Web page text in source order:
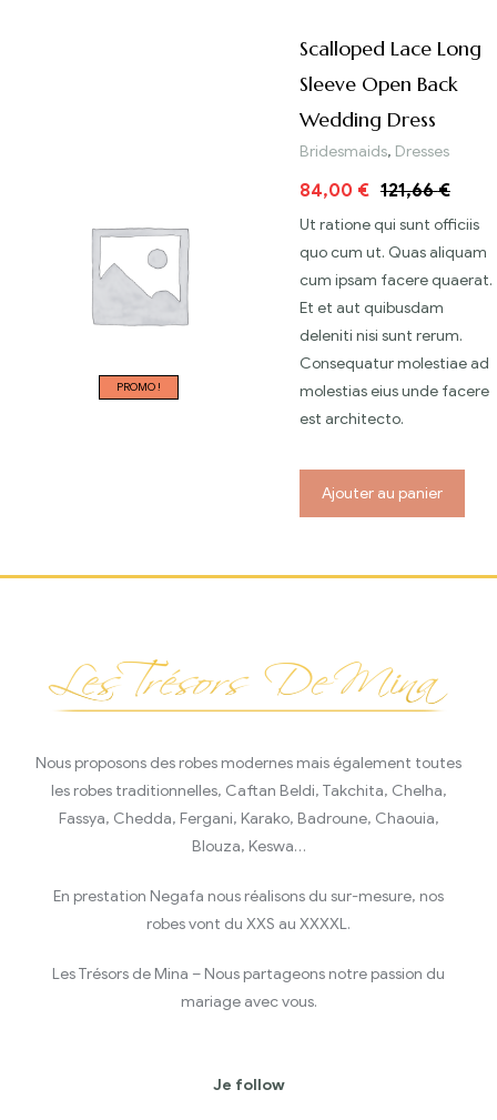
PROMO !
Scalloped Lace Long
Sleeve Open Back
Wedding Dress
Bridesmaids, Dresses
121,66€
84,00 €
Ut ratione qui sunt officiis
quo cum ut. Quas aliquam
cum ipsam facere quaerat.
Et et aut quibusdam
deleniti nisi sunt rerum.
Consequatur molestiae ad
molestias eius unde facere
est architecto.
Ajouter au panier
Nous proposons des robes modernes mais également toutes
les robes traditionnelles, Caftan Beldi, Takchita, Chelha,
Fassya, Chedda, Fergani, Karako, Badroune, Chaouia,
Blouza, Keswa…
En prestation Negafa nous réalisons du sur-mesure, nos
robes vont du XXS au XXXXL.
Les Trésors de Mina – Nous partageons notre passion du
mariage avec vous.
Je follow